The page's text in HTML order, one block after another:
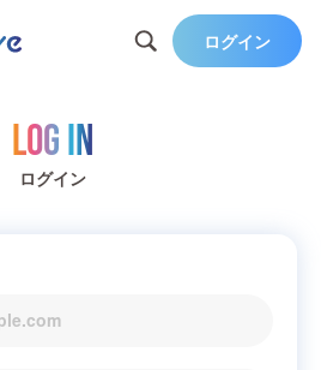
ログイン
Log in
ログイン